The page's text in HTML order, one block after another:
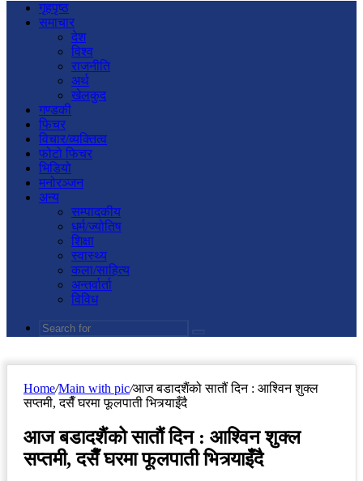
गृहपृष्ठ
समाचार
देश
विश्व
राजनीति
अर्थ
खेलकुद
गण्डकी
फिचर
विचार/व्यक्तित्व
फोटो फिचर
भिडियो
मनोरञ्जन
अन्य
सम्पादकीय
धर्म/ज्योतिष
शिक्षा
स्वास्थ्य
कला/साहित्य
अन्तर्वार्ता
विविध
Search
Home/Main with pic/आज बडादशैंको सातौं दिन : आश्विन शुक्ल
सप्तमी, दसैँ घरमा फूलपाती भित्र्याइँदै
आज बडादशैंको सातौं दिन : आश्विन शुक्ल
सप्तमी, दसैँ घरमा फूलपाती भित्र्याइँदै